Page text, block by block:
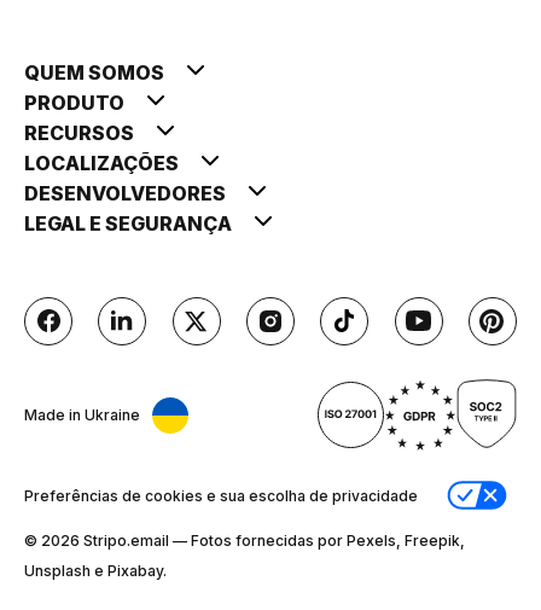
QUEM SOMOS
PRODUTO
RECURSOS
LOCALIZAÇÕES
DESENVOLVEDORES
LEGAL E SEGURANÇA
Made in Ukraine
Preferências de cookies e sua escolha de privacidade
© 2026 Stripо.email — Fotos fornecidas por Pexels, Freepik,
Unsplash e Pixabay.